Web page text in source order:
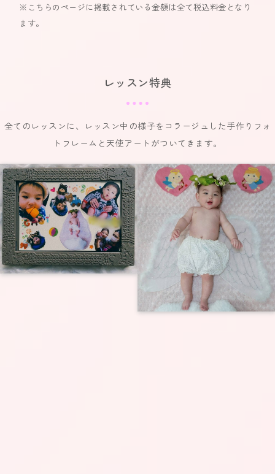
※こちらのページに掲載されている金額は全て税込料金となり
ます。
レッスン特典
全てのレッスンに、レッスン中の様子をコラージュした手作りフォ
トフレームと天使アートがついてきます。